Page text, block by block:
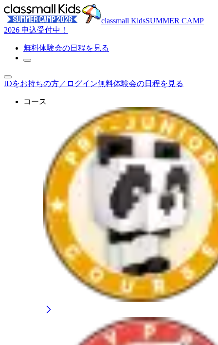
classmall KidsSUMMER CAMP
2026 申込受付中！
無料体験会の日程を見る
IDをお持ちの方／ログイン無料体験会の日程を見る
コース